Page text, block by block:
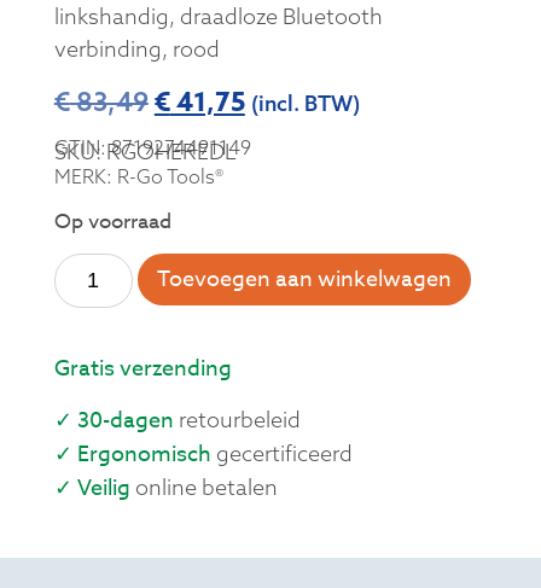
linkshandig, draadloze Bluetooth
verbinding, rood
€83,49€41,75 (incl. BTW)
SKU: RGOHEREDL
GTIN: 8719274491149
MERK: R-Go Tools®
Op voorraad
Toevoegen aan winkelwagen
Gratis verzending
✓ 30-dagen retourbeleid
✓ Ergonomisch gecertificeerd
✓ Veilig online betalen